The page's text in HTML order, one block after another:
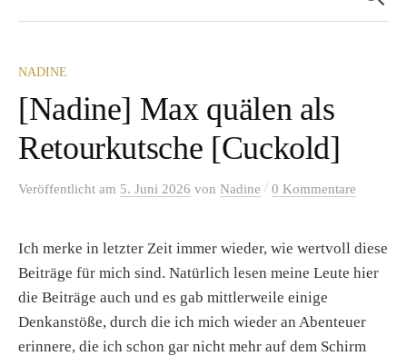
NADINE
[Nadine] Max quälen als
Retourkutsche [Cuckold]
Veröffentlicht am 5. Juni 2026 von Nadine / 0 Kommentare
Ich merke in letzter Zeit immer wieder, wie wertvoll diese
Beiträge für mich sind. Natürlich lesen meine Leute hier
die Beiträge auch und es gab mittlerweile einige
Denkanstöße, durch die ich mich wieder an Abenteuer
erinnere, die ich schon gar nicht mehr auf dem Schirm